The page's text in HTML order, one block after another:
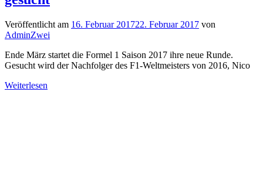
Veröffentlicht am 16. Februar 201722. Februar 2017 von
AdminZwei
Ende März startet die Formel 1 Saison 2017 ihre neue Runde.
Gesucht wird der Nachfolger des F1-Weltmeisters von 2016, Nico
Weiterlesen